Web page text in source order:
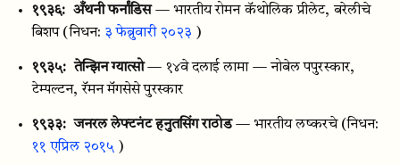
१९३६: अँथनी फर्नांडिस — भारतीय रोमन कॅथोलिक प्रीलेट, बरेलीचे
बिशप (निधन: ३ फेब्रुवारी २०२३ )
१९३५: तेन्झिन ग्यात्सो — १४वे दलाई लामा — नोबेल पपुरस्कार,
टेम्पल्टन, रॅमन मॅगसेसे पुरस्कार
१९३३: जनरल लेफ्टनंट हनुतसिंग राठोड — भारतीय लष्करचे (निधन:
११ एप्रिल २०१५ )